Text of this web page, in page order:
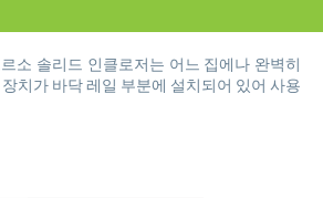
소 솔리드 인클로저는 어느 집에나 완벽히
치가 바닥 레일 부분에 설치되어 있어 사용